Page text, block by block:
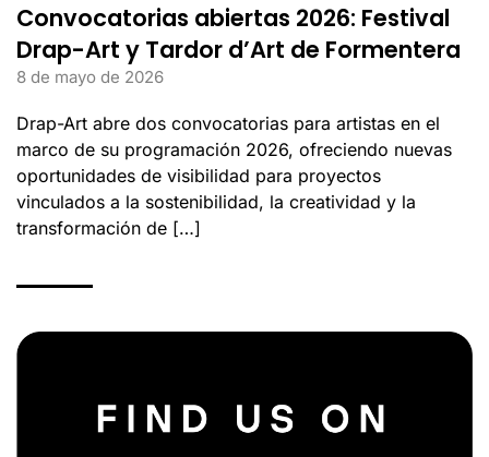
Convocatorias abiertas 2026: Festival
Drap-Art y Tardor d’Art de Formentera
8 de mayo de 2026
Drap-Art abre dos convocatorias para artistas en el
marco de su programación 2026, ofreciendo nuevas
oportunidades de visibilidad para proyectos
vinculados a la sostenibilidad, la creatividad y la
transformación de […]